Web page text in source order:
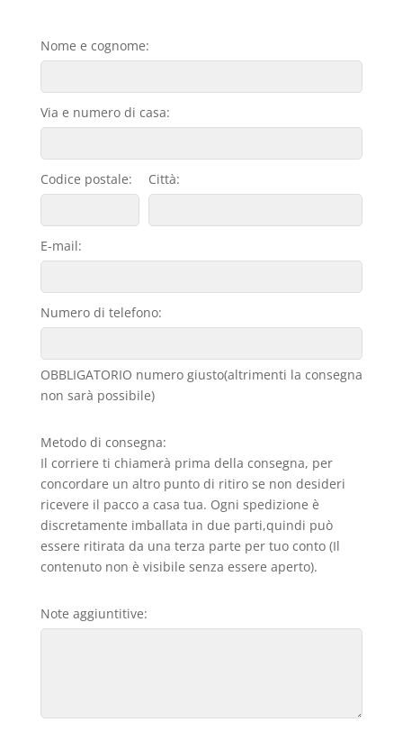
Nome e cognome:
Via e numero di casa:
Codice postale: Città:
E-mail:
Numero di telefono:
OBBLIGATORIO numero giusto(altrimenti la consegna
non sarà possibile)
Metodo di consegna:
Il corriere ti chiamerà prima della consegna, per
concordare un altro punto di ritiro se non desideri
ricevere il pacco a casa tua. Ogni spedizione è
discretamente imballata in due parti,quindi può
essere ritirata da una terza parte per tuo conto (Il
contenuto non è visibile senza essere aperto).
Note aggiuntitive: